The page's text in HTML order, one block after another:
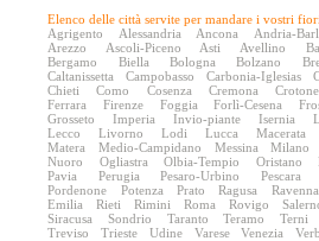
Elenco delle città servite per mandare i vostri
Agrigento
Alessandria Ancona Andria-
Arezzo
Ascoli-Piceno Asti Avellino
Bergamo
Biella Bologna Bolzano
Caltanissetta
Campobasso Carbonia-Iglesias
Chieti
Como Cosenza Cremona Crotone
Ferrara
Firenze Foggia Forlì-Cesena
Grosseto
Imperia Invio-piante Isernia
Lecco
Livorno Lodi Lucca Macerata
Matera
Medio-Campidano Messina Milano
Nuoro
Ogliastra Olbia-Tempio Oristano
Pavia
Perugia Pesaro-Urbino Pescara
Pordenone
Potenza Prato Ragusa Ravenna
Emilia
Rieti Rimini Roma Rovigo
Siracusa
Sondrio Taranto Teramo Terni
Treviso
Trieste Udine Varese Venezia